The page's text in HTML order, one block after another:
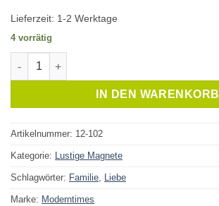
Lieferzeit: 1-2 Werktage
4 vorrätig
Magnet Currywurst Menge
IN DEN WARENKORB
Artikelnummer: 12-102
Kategorie: Lustige Magnete
Schlagwörter: Familie, Liebe
Marke: Moderntimes